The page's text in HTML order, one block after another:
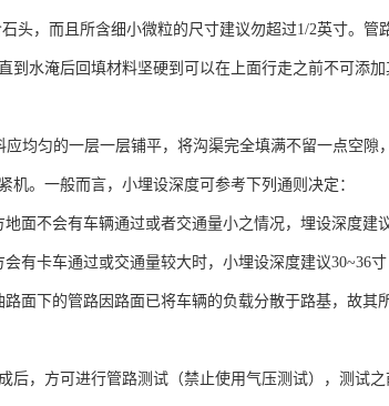
石头，而且所含细小微粒的尺寸建议勿超过1/2英寸。
到水淹后回填材料坚硬到可以在上面行走之前不可添
应均匀的一层一层铺平，将沟渠完全填满不留一点空
机。一般而言，小埋设深度可参考下列通则决定：
地面不会有车辆通过或者交通量小之情况，埋设深度建
会有卡车通过或交通量较大时，小埋设深度建议30~36
路面下的管路因路面已将车辆的负载分散于路基，故其
后，方可进行管路测试（禁止使用气压测试），测试